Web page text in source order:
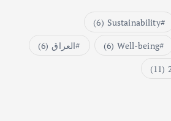
Sustainability
(6)
Well-being
(6) العراق (6)
(11)